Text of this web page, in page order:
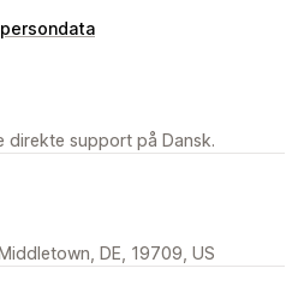
direkte support på Dansk.
DE, 19709, US